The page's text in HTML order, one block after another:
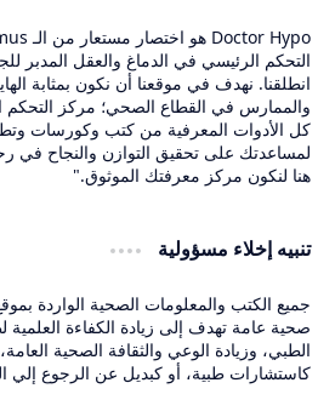
التحكم الرئيسي في الدماغ والعقل المدبر
انطلقنا. نهدف في موقعنا أن نكون بمثابة
والممارس في القطاع الصحي؛ مركز التحكم
كل الأدوات المعرفية من كتب وكورسات
لمساعدتك على تحقيق التوازن والنجاح في
هنا لنكون مركز معرفتك الموثوق."
تنبيه إخلاء مسؤولية
جميع الكتب والمعلومات الصحية الواردة
صحية عامة تهدف إلى زيادة الكفاءة
الطبي، وزيادة الوعي والثقافة الصحية
كاستشارات طبية، أو كبديل عن الرجوع إلي